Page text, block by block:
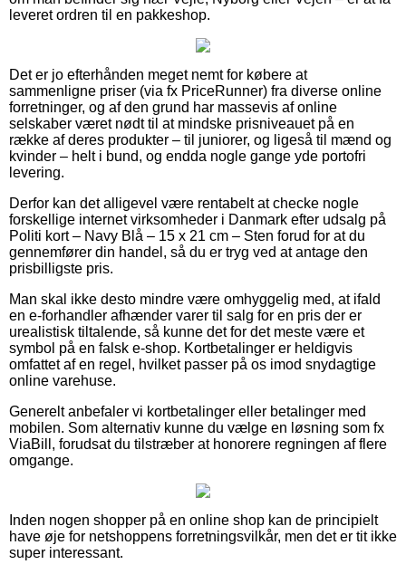
leveret ordren til en pakkeshop.
Det er jo efterhånden meget nemt for købere at
sammenligne priser (via fx PriceRunner) fra diverse online
forretninger, og af den grund har massevis af online
selskaber været nødt til at mindske prisniveauet på en
række af deres produkter – til juniorer, og ligeså til mænd og
kvinder – helt i bund, og endda nogle gange yde portofri
levering.
Derfor kan det alligevel være rentabelt at checke nogle
forskellige internet virksomheder i Danmark efter udsalg på
Politi kort – Navy Blå – 15 x 21 cm – Sten forud for at du
gennemfører din handel, så du er tryg ved at antage den
prisbilligste pris.
Man skal ikke desto mindre være omhyggelig med, at ifald
en e-forhandler afhænder varer til salg for en pris der er
urealistisk tiltalende, så kunne det for det meste være et
symbol på en falsk e-shop. Kortbetalinger er heldigvis
omfattet af en regel, hvilket passer på os imod snydagtige
online varehuse.
Generelt anbefaler vi kortbetalinger eller betalinger med
mobilen. Som alternativ kunne du vælge en løsning som fx
ViaBill, forudsat du tilstræber at honorere regningen af flere
omgange.
Inden nogen shopper på en online shop kan de principielt
have øje for netshoppens forretningsvilkår, men det er tit ikke
super interessant.